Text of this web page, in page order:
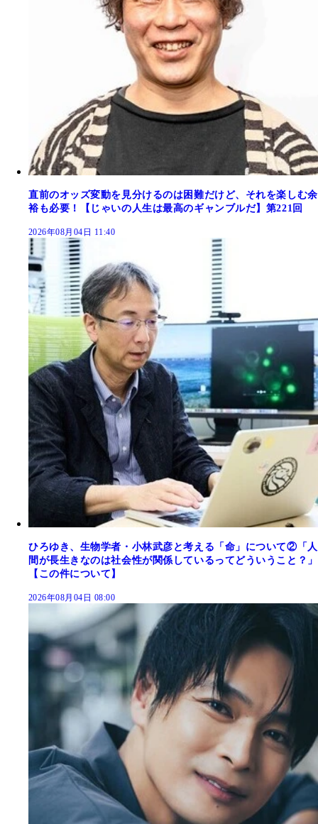
直前のオッズ変動を見分けるのは困難だけど、それを楽しむ余
裕も必要！【じゃいの人生は最高のギャンブルだ】第221回
2026年08月04日 11:40
ひろゆき、生物学者・小林武彦と考える「命」について②「人
間が長生きなのは社会性が関係しているってどういうこと？」
【この件について】
2026年08月04日 08:00